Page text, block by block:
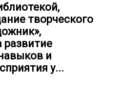
творческого
развитие
и
у...